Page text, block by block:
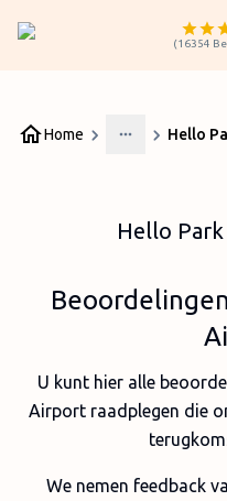
(16354
Home
More
Hello
U kunt hier alle
Airport raadplegen die
We nemen feedback